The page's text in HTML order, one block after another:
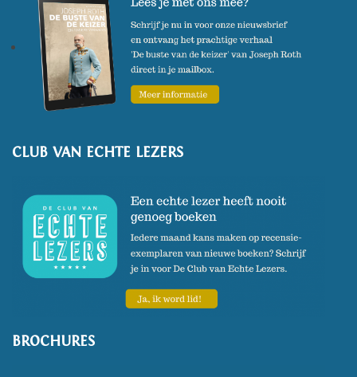
CLUB VAN ECHTE LEZERS
BROCHURES